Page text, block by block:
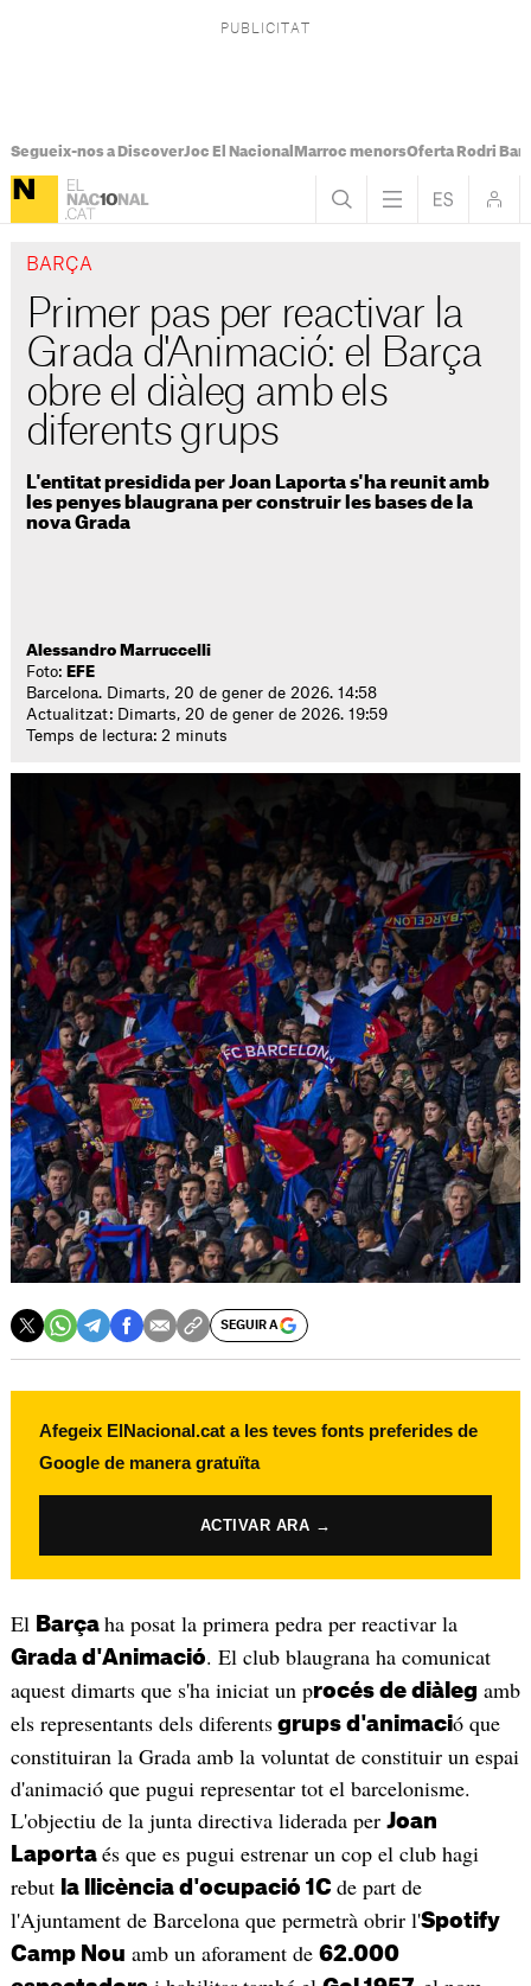
Segueix-nos a DiscoverJoc El Nacional Marroc menorsOferta Rodri
BARÇA
Primer pas per reactivar la
Grada d'Animació: el Barça
obre el diàleg amb els
diferents grups
L'entitat presidida per Joan Laporta s'ha reunit amb
les penyes blaugrana per construir les bases de la
nova Grada
Alessandro Marruccelli
Foto: EFE
Barcelona. Dimarts, 20 de gener de 2026. 14:58
Actualitzat: Dimarts, 20 de gener de 2026. 19:59
Temps de lectura: 2 minuts
SEGUIR A
Afegeix ElNacional.cat a les teves fonts preferides de
Google de manera gratuïta
ACTIVAR ARA →
El Barça ha posat la primera pedra per reactivar la
Grada d'Animació. El club blaugrana ha comunicat
aquest dimarts que s'ha iniciat un procés de diàleg amb
els representants dels diferentsgrups d'animació que
constituiran la Grada amb la voluntat de constituir un espai
d'animació que pugui representar tot el barcelonisme.
L'objectiu de la junta directiva liderada per Joan
Laporta és que es pugui estrenar un cop el club hagi
rebut la llicència d'ocupació 1C de part de
l'Ajuntament de Barcelona que permetrà obrir l'Spotify
Camp Nou amb un aforament de 62.000